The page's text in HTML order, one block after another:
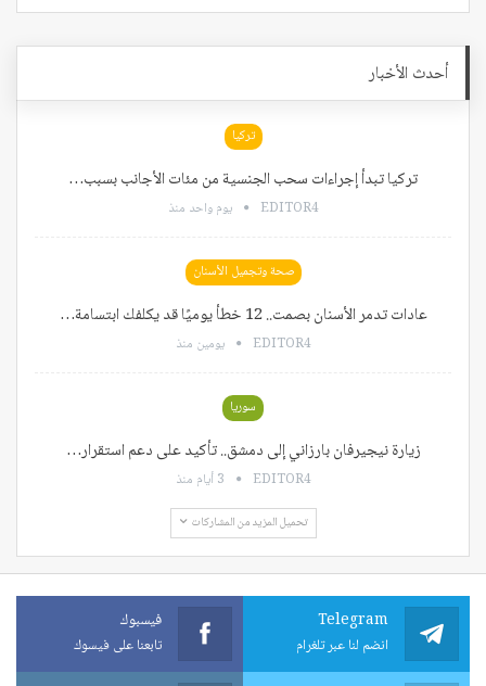
أحدث الأخبار
تركيا
تركيا تبدأ إجراءات سحب الجنسية من مئات الأجانب بسبب…
EDITOR4 يوم واحد منذ
صحة وتجميل الأسنان
عادات تدمر الأسنان بصمت.. 12 خطأ يوميًا قد يكلفك ابتسامة…
EDITOR4 يومين منذ
سوريا
زيارة نيجيرفان بارزاني إلى دمشق.. تأكيد على دعم استقرار…
EDITOR4 3 أيام منذ
تحميل المزيد من المشاركات
Telegram
انضم لنا عبر تلغرام
فيسبوك
تابعنا على فيسوك